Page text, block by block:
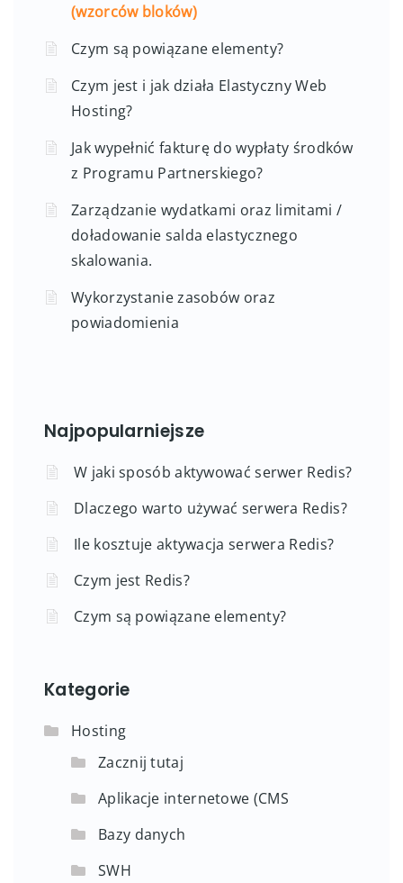
(wzorców bloków)
Czym są powiązane elementy?
Czym jest i jak działa Elastyczny Web
Hosting?
Jak wypełnić fakturę do wypłaty środków
z Programu Partnerskiego?
Zarządzanie wydatkami oraz limitami /
doładowanie salda elastycznego
skalowania.
Wykorzystanie zasobów oraz
powiadomienia
Najpopularniejsze
W jaki sposób aktywować serwer Redis?
Dlaczego warto używać serwera Redis?
Ile kosztuje aktywacja serwera Redis?
Czym jest Redis?
Czym są powiązane elementy?
Kategorie
Hosting
Zacznij tutaj
Aplikacje internetowe (CMS
Bazy danych
SWH